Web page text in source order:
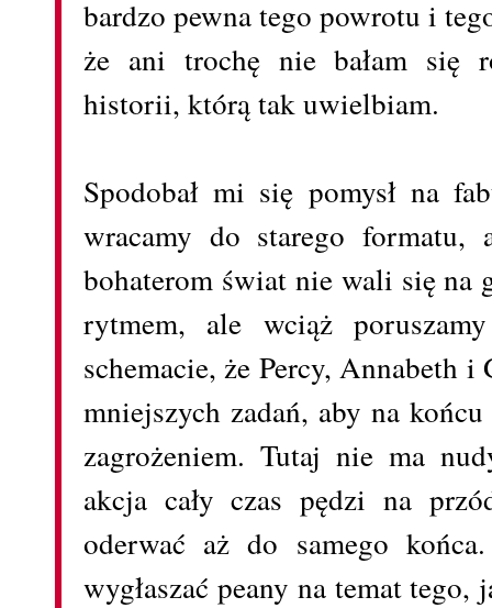
bardzo pewna tego powrotu i
że ani trochę nie bałam się
historii, którą tak uwielbiam.
Spodobał mi się pomysł na
wracamy do starego
bohaterom świat nie wali się na
rytmem, ale wciąż
schemacie, że Percy, Annabeth
mniejszych zadań, aby na
zagrożeniem. Tutaj nie ma
akcja cały czas pędzi na
oderwać aż do samego
wygłaszać peany na temat